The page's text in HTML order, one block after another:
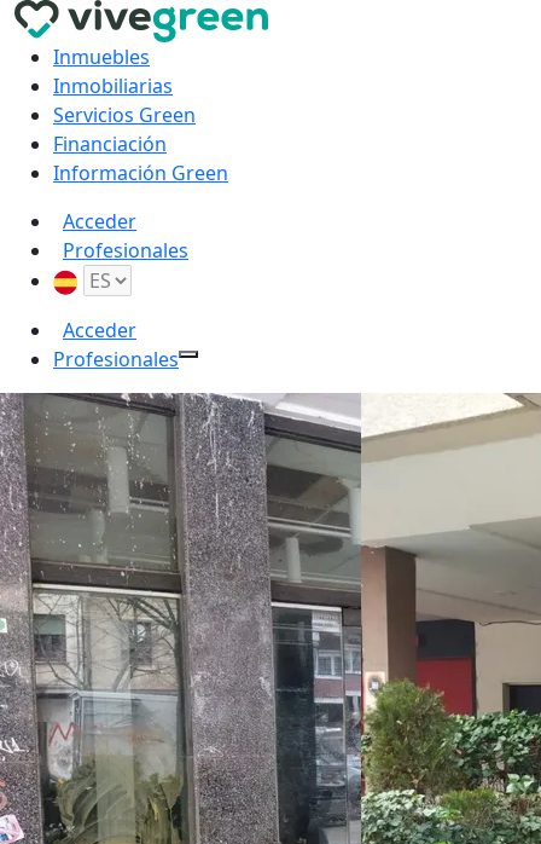
Inmuebles
Inmobiliarias
Servicios Green
Financiación
Información Green
Acceder
Profesionales
Acceder
Profesionales